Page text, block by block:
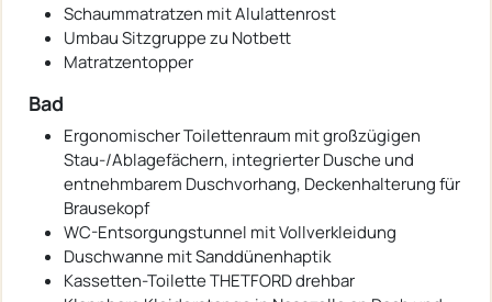
Schaummatratzen mit Alulattenrost
Umbau Sitzgruppe zu Notbett
Matratzentopper
Bad
Ergonomischer Toilettenraum mit großzügigen
Stau-/Ablagefächern, integrierter Dusche und
entnehmbarem Duschvorhang, Deckenhalterung für
Brausekopf
WC-Entsorgungstunnel mit Vollverkleidung
Duschwanne mit Sanddünenhaptik
Kassetten-Toilette THETFORD drehbar